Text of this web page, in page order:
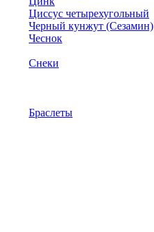
Циссус четырехугольный
Черный кунжут (Сезамин)
Чеснок
Снеки
Браслеты